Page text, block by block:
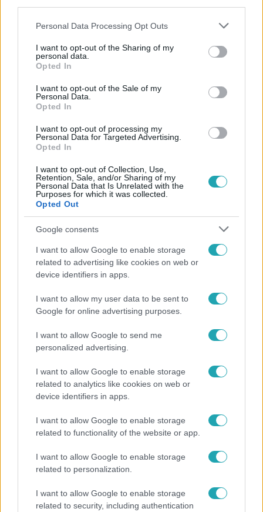
Please note that this website/app uses one or more Google
not limited to your visit or usage behaviour. You may click to
grant or deny consent to Google and its third-party tags to
use your data for below specified purposes in below Google
consent section.
Personal Data Processing Opt Outs
I want to opt-out of the Sharing of my
personal data.
Opted In
I want to opt-out of the Sale of my
Personal Data.
Opted In
I want to opt-out of processing my
Personal Data for Targeted Advertising.
Opted In
I want to opt-out of Collection, Use,
Retention, Sale, and/or Sharing of my
Personal Data that Is Unrelated with the
Purposes for which it was collected.
Opted Out
Google consents
I want to allow Google to enable storage
related to advertising like cookies on web or
device identifiers in apps.
I want to allow my user data to be sent to
Google for online advertising purposes.
I want to allow Google to send me
personalized advertising.
I want to allow Google to enable storage
related to analytics like cookies on web or
device identifiers in apps.
I want to allow Google to enable storage
related to functionality of the website or app.
I want to allow Google to enable storage
related to personalization.
I want to allow Google to enable storage
related to security, including authentication
Népszerű
vallomása sokakat megérinthet
„Magyarként nekem nagyon fura volt” – Pusztai
Olivér elárulta, milyen valójában az élet a világ